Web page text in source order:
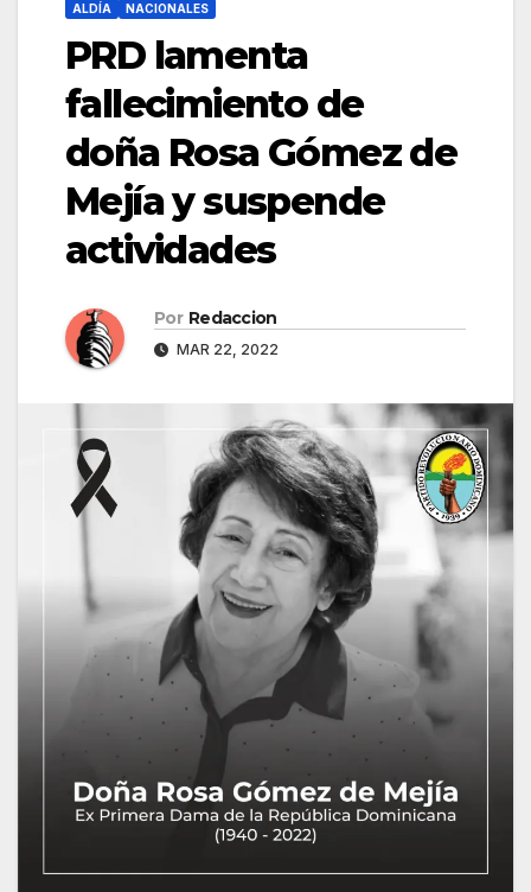
ALDÍA NACIONALES
PRD lamenta
fallecimiento de
doña Rosa Gómez de
Mejía y suspende
actividades
Por Redaccion
MAR 22, 2022